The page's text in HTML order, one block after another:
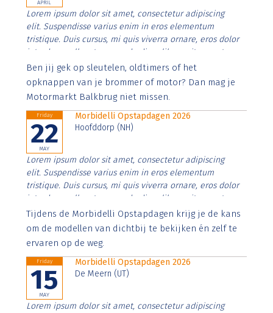
APRIL
Lorem ipsum dolor sit amet, consectetur adipiscing
elit. Suspendisse varius enim in eros elementum
tristique. Duis cursus, mi quis viverra ornare, eros dolor
interdum nulla, ut commodo diam libero vitae erat.
Aenean faucibus nibh et justo cursus id rutrum lorem
imperdiet. Nunc ut sem vitae risus tristique posuere.
Ben jij gek op sleutelen, oldtimers of het
opknappen van je brommer of motor? Dan mag je
Motormarkt Balkbrug niet missen.
Friday
22
MAY
Morbidelli Opstapdagen 2026
Hoofddorp (NH)
Lorem ipsum dolor sit amet, consectetur adipiscing
elit. Suspendisse varius enim in eros elementum
tristique. Duis cursus, mi quis viverra ornare, eros dolor
interdum nulla, ut commodo diam libero vitae erat.
Aenean faucibus nibh et justo cursus id rutrum lorem
imperdiet. Nunc ut sem vitae risus tristique posuere.
Tijdens de Morbidelli Opstapdagen krijg je de kans
om de modellen van dichtbij te bekijken én zelf te
ervaren op de weg.
Friday
15
MAY
Morbidelli Opstapdagen 2026
De Meern (UT)
Lorem ipsum dolor sit amet, consectetur adipiscing